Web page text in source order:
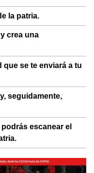
la patria.
crea una
se te enviará a tu
seguidamente,
escanear el